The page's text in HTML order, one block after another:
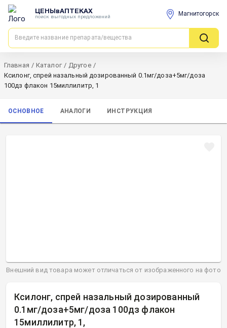
ЦЕНЫвАПТЕКАХ
поиск выгодных предложений Магнитогорск
Главная / Каталог / Другое /
Ксилонг, спрей назальный дозированный 0.1мг/доза+5мг/доза
100дз флакон 15миллилитр, 1
ОСНОВНОЕ АНАЛОГИ ИНСТРУКЦИЯ
Ксилонг, спрей назальный дозированный
0.1мг/доза+5мг/доза 100дз флакон
15миллилитр, 1 ,
Внешний вид товара может отличаться от изображенного на фото